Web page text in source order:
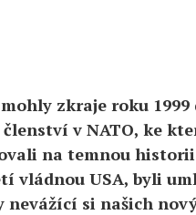
zkraje roku 1999
v NATO, ke
na temnou
vládnou USA, byli
si našich